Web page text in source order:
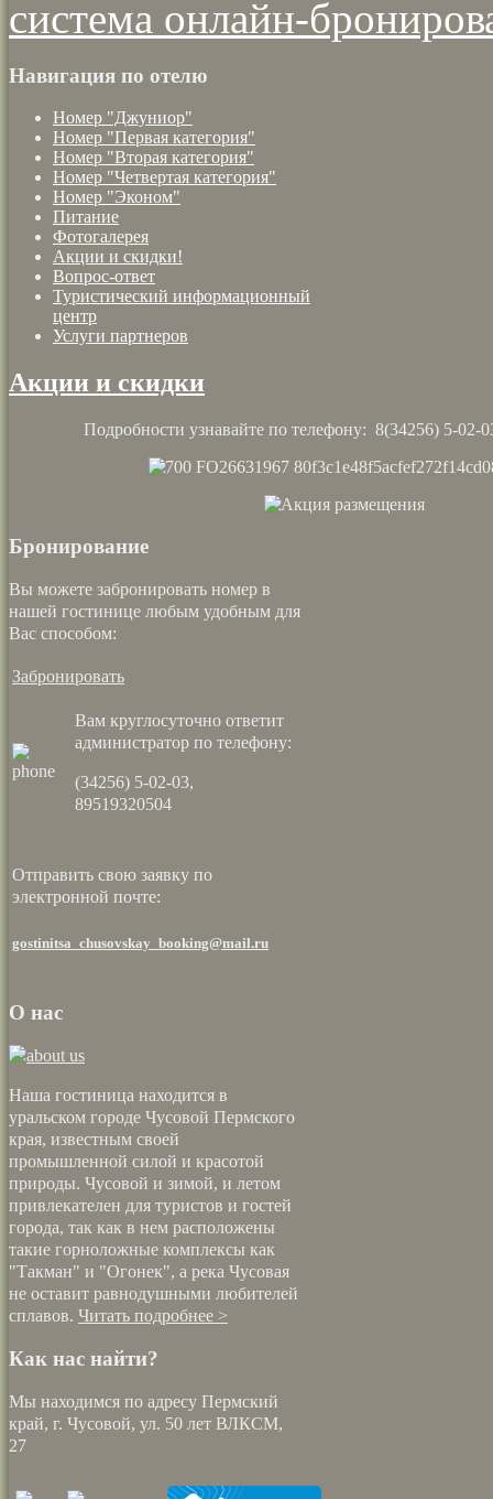
система онлайн-
Навигация по отелю
Номер "Джуниор"
Номер "Первая категория"
Номер "Вторая категория"
Номер "Четвертая категория"
Номер "Эконом"
Питание
Фотогалерея
Акции и скидки!
Вопрос-ответ
Туристический информационный
центр
Услуги партнеров
Акции и скидки
Подробности узнавайте по телефону: 8(34256) 5-02-
Бронирование
Вы можете забронировать номер в
нашей гостинице любым удобным для
Вас способом:
Забронировать
Вам круглосуточно ответит
администратор по телефону:
(34256) 5-02-03,
89519320504
Отправить свою заявку по
электронной почте:
gostinitsa_chusovskay_booking@mail.ru
О нас
Наша гостиница находится в
уральском городе Чусовой Пермского
края, известным своей
промышленной силой и красотой
природы. Чусовой и зимой, и летом
привлекателен для туристов и гостей
города, так как в нем расположены
такие горноложные комплексы как
"Такман" и "Огонек", а река Чусовая
не оставит равнодушными любителей
сплавов. Читать подробнее >
Как нас найти?
Мы находимся по адресу Пермский
край, г. Чусовой, ул. 50 лет ВЛКСМ,
27